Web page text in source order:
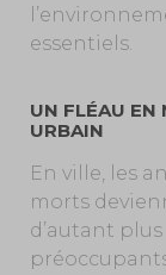
essentiels.
UN FLÉAU EN
URBAIN
En ville, les
morts
d’autant plus